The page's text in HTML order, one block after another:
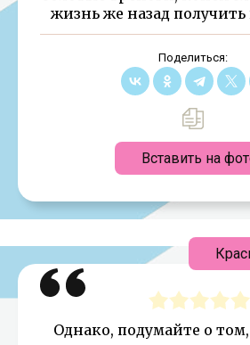
жизнь же назад
Поделиться:
Вставить на
Однако, подумайте о